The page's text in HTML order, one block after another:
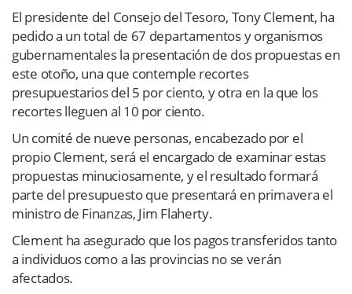
El presidente del Consejo del Tesoro, Tony Clement, ha
pedido a un total de 67 departamentos y organismos
gubernamentales la presentación de dos propuestas en
este otoño, una que contemple recortes
presupuestarios del 5 por ciento, y otra en la que los
recortes lleguen al 10 por ciento.
Un comité de nueve personas, encabezado por el
propio Clement, será el encargado de examinar estas
propuestas minuciosamente, y el resultado formará
parte del presupuesto que presentará en primavera el
ministro de Finanzas, Jim Flaherty.
Clement ha asegurado que los pagos transferidos tanto
a individuos como a las provincias no se verán
afectados.